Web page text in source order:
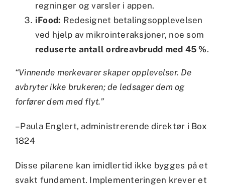
regninger og varsler i appen.
iFood: Redesignet betalingsopplevelsen
ved hjelp av mikrointeraksjoner, noe som
reduserte antall ordreavbrudd med 45 %.
“Vinnende merkevarer skaper opplevelser. De
avbryter ikke brukeren; de ledsager dem og
forfører dem med flyt.”
– Paula Englert, administrerende direktør i Box
1824
Disse pilarene kan imidlertid ikke bygges på et
svakt fundament. Implementeringen krever et